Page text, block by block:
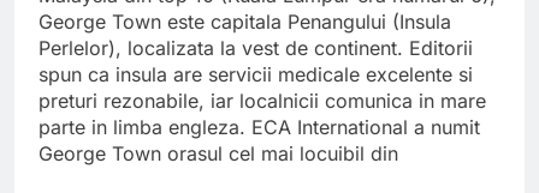
George Town este capitala Penangului (Insula
Perlelor), localizata la vest de continent. Editorii
spun ca insula are servicii medicale excelente si
preturi rezonabile, iar localnicii comunica in mare
parte in limba engleza. ECA International a numit
George Town orasul cel mai locuibil din